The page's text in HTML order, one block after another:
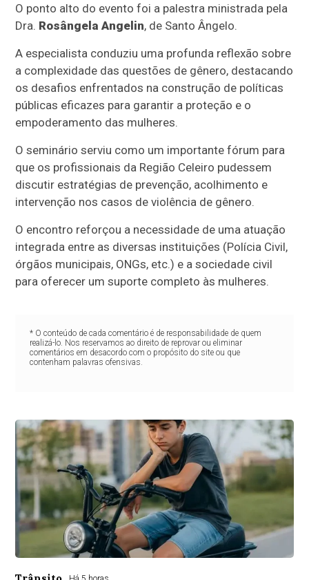
O ponto alto do evento foi a palestra ministrada pela
Dra. Rosângela Angelin, de Santo Ângelo.
A especialista conduziu uma profunda reflexão sobre
a complexidade das questões de gênero, destacando
os desafios enfrentados na construção de políticas
públicas eficazes para garantir a proteção e o
empoderamento das mulheres.
O seminário serviu como um importante fórum para
que os profissionais da Região Celeiro pudessem
discutir estratégias de prevenção, acolhimento e
intervenção nos casos de violência de gênero.
O encontro reforçou a necessidade de uma atuação
integrada entre as diversas instituições (Polícia Civil,
órgãos municipais, ONGs, etc.) e a sociedade civil
para oferecer um suporte completo às mulheres.
* O conteúdo de cada comentário é de responsabilidade de quem
realizá-lo. Nos reservamos ao direito de reprovar ou eliminar
comentários em desacordo com o propósito do site ou que
contenham palavras ofensivas.